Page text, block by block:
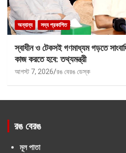
অন্যান্য সদ্য প্রকাশিত
স্বাধীন ও টেকসই গণমাধ্যম গড়তে
কাজ করতে হবে: তথ্যমন্ত্রী
আগস্ট 7, 2026 রঙ বেরঙ ডেস্ক
রঙ বেরঙ
মূল পাতা